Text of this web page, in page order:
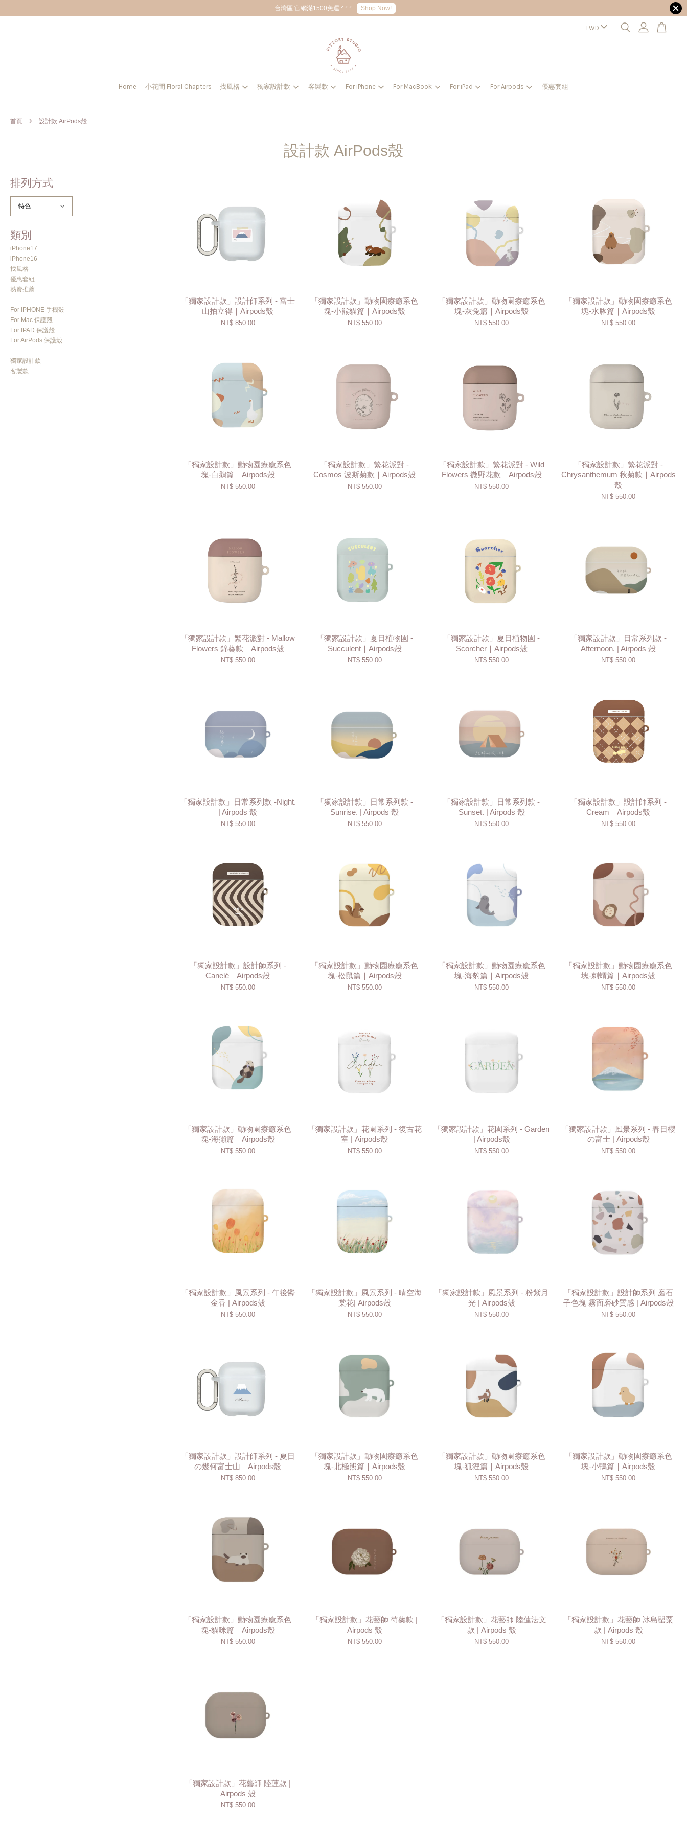
台灣區 官網滿1500免運.ᐟ.ᐟ.ᐟ Shop Now!
Home 小花間 Floral Chapters 找風格 獨家設計款 客製款 For iPhone For MacBook For iPad For Airpods 優惠套組
首頁 › 設計款 AirPods殼
設計款 AirPods殼
排列方式
類別
iPhone17
iPhone16
找風格
優惠套組
熱賣推薦
-
For IPHONE 手機殼
For Mac 保護殼
For IPAD 保護殼
For AirPods 保護殼
-
獨家設計款
客製款
「獨家設計款」設計師系列 - 富士
山拍立得｜Airpods殼
NT$ 850.00
「獨家設計款」動物園療癒系色
塊-小熊貓篇｜Airpods殼
NT$ 550.00
「獨家設計款」動物園療癒系色
塊-灰兔篇｜Airpods殼
NT$ 550.00
「獨家設計款」動物園療癒系色
塊-水豚篇｜Airpods殼
NT$ 550.00
「獨家設計款」動物園療癒系色
塊-白鵝篇｜Airpods殼
NT$ 550.00
「獨家設計款」繁花派對 -
Cosmos 波斯菊款｜Airpods殼
NT$ 550.00
「獨家設計款」繁花派對 - Wild
Flowers 微野花款｜Airpods殼
NT$ 550.00
「獨家設計款」繁花派對 -
Chrysanthemum 秋菊款｜Airpods
殼
NT$ 550.00
「獨家設計款」繁花派對 - Mallow
Flowers 錦葵款｜Airpods殼
NT$ 550.00
「獨家設計款」夏日植物園 -
Succulent｜Airpods殼
NT$ 550.00
「獨家設計款」夏日植物園 -
Scorcher｜Airpods殼
NT$ 550.00
「獨家設計款」日常系列款 -
Afternoon. | Airpods 殼
NT$ 550.00
「獨家設計款」日常系列款 -Night.
| Airpods 殼
NT$ 550.00
「獨家設計款」日常系列款 -
Sunrise. | Airpods 殼
NT$ 550.00
「獨家設計款」日常系列款 -
Sunset. | Airpods 殼
NT$ 550.00
「獨家設計款」設計師系列 -
Cream｜Airpods殼
NT$ 550.00
「獨家設計款」設計師系列 -
Canelé｜Airpods殼
NT$ 550.00
「獨家設計款」動物園療癒系色
塊-松鼠篇｜Airpods殼
NT$ 550.00
「獨家設計款」動物園療癒系色
塊-海豹篇｜Airpods殼
NT$ 550.00
「獨家設計款」動物園療癒系色
塊-刺蝟篇｜Airpods殼
NT$ 550.00
「獨家設計款」動物園療癒系色
塊-海獺篇｜Airpods殼
NT$ 550.00
「獨家設計款」花園系列 - 復古花
室 | Airpods殼
NT$ 550.00
「獨家設計款」花園系列 - Garden
| Airpods殼
NT$ 550.00
「獨家設計款」風景系列 - 春日櫻
の富士 | Airpods殼
NT$ 550.00
「獨家設計款」風景系列 - 午後鬱
金香 | Airpods殼
NT$ 550.00
「獨家設計款」風景系列 - 晴空海
棠花| Airpods殼
NT$ 550.00
「獨家設計款」風景系列 - 粉紫月
光 | Airpods殼
NT$ 550.00
「獨家設計款」設計師系列 磨石
子色塊 霧面磨砂質感 | Airpods殼
NT$ 550.00
「獨家設計款」設計師系列 - 夏日
の幾何富士山｜Airpods殼
NT$ 850.00
「獨家設計款」動物園療癒系色
塊-北極熊篇｜Airpods殼
NT$ 550.00
「獨家設計款」動物園療癒系色
塊-狐狸篇｜Airpods殼
NT$ 550.00
「獨家設計款」動物園療癒系色
塊-小鴨篇｜Airpods殼
NT$ 550.00
「獨家設計款」動物園療癒系色
塊-貓咪篇｜Airpods殼
NT$ 550.00
「獨家設計款」花藝師 芍藥款 |
Airpods 殼
NT$ 550.00
「獨家設計款」花藝師 陸蓮法文
款 | Airpods 殼
NT$ 550.00
「獨家設計款」花藝師 冰島罌粟
款 | Airpods 殼
NT$ 550.00
「獨家設計款」花藝師 陸蓮款 |
Airpods 殼
NT$ 550.00
您的購物車目前還是空的。